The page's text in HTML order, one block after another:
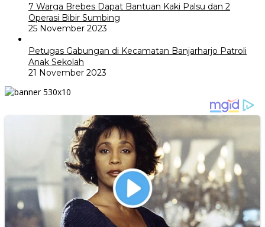
7 Warga Brebes Dapat Bantuan Kaki Palsu dan 2
Operasi Bibir Sumbing
25 November 2023
Petugas Gabungan di Kecamatan Banjarharjo Patroli
Anak Sekolah
21 November 2023